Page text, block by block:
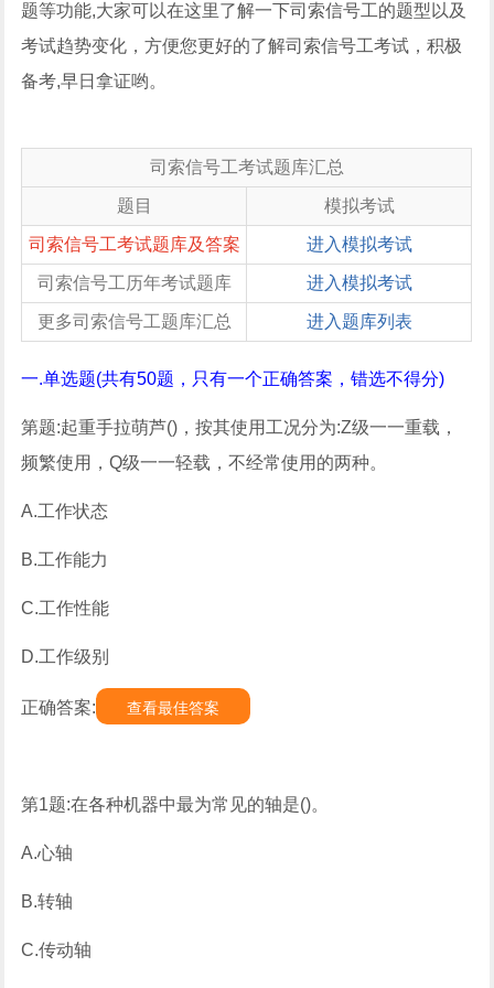
题等功能,大家可以在这里了解一下司索信号工的题型以及
考试趋势变化，方便您更好的了解司索信号工考试，积极
备考,早日拿证哟。
司索信号工考试题库汇总
题目 模拟考试
司索信号工考试题库及答案 进入模拟考试
司索信号工历年考试题库 进入模拟考试
更多司索信号工题库汇总 进入题库列表
一.单选题(共有50题，只有一个正确答案，错选不得分)
第题:起重手拉萌芦()，按其使用工况分为:Z级一一重载，
频繁使用，Q级一一轻载，不经常使用的两种。
A.工作状态
B.工作能力
C.工作性能
D.工作级别
正确答案: 查看最佳答案
第1题:在各种机器中最为常见的轴是()。
A.心轴
B.转轴
C.传动轴